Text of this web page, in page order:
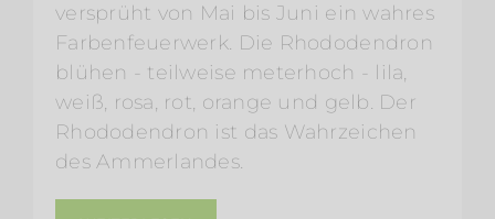
versprüht von Mai bis Juni ein wahres
Farbenfeuerwerk. Die Rhododendron
blühen - teilweise meterhoch - lila,
weiß, rosa, rot, orange und gelb. Der
Rhododendron ist das Wahrzeichen
des Ammerlandes.